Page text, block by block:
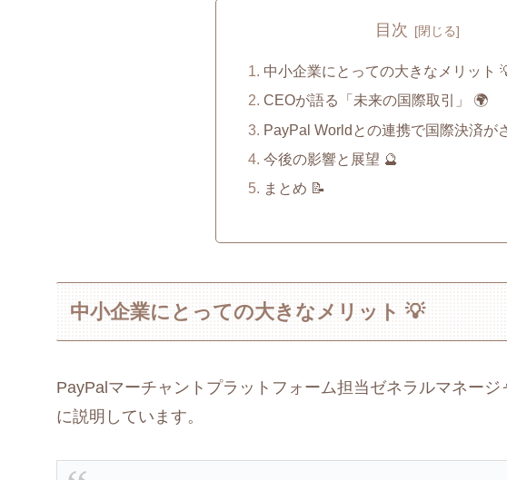
目次
中小企業にとっての大きなメリット
CEOが語る「未来の国際取引」 🌍
PayPal Worldとの連携で国際決済が
今後の影響と展望 🔮
まとめ 📝
中小企業にとっての大きなメリット 💡
PayPalマーチャントプラットフォーム担当ゼネラルマネー
に説明しています。